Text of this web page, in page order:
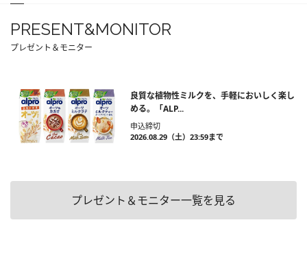
PRESENT&MONITOR
プレゼント＆モニター
良質な植物性ミルクを、手軽においしく楽し
める。「ALP...
申込締切
2026.08.29（土）23:59まで
プレゼント＆モニター一覧を見る